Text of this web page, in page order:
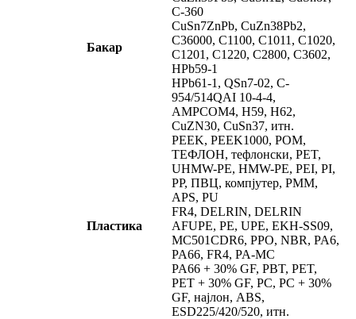
Бакар
C-360
CuSn7ZnPb, CuZn38Pb2,
C36000, C1100, C1011, C1020,
C1201, C1220, C2800, C3602,
HPb59-1
HPb61-1, QSn7-02, C-
954/514QAI 10-4-4,
AMPCOM4, ​​H59, H62,
CuZN30, CuSn37, итн.
Пластика
PEEK, PEEK1000, POM,
ТЕФЛОН, тефлонски, PET,
UHMW-PE, HMW-PE, PEI, PI,
PP, ПВЦ, компјутер, PMM,
APS, PU
FR4, DELRIN, DELRIN
AFUPE, PE, UPE, EKH-SS09,
MC501CDR6, PPO, NBR, PA6,
PA66, FR4, PA-MC
PA66 + 30% GF, PBT, PET,
PET + 30% GF, PC, PC + 30%
GF, најлон, ABS,
ESD225/420/520, итн.